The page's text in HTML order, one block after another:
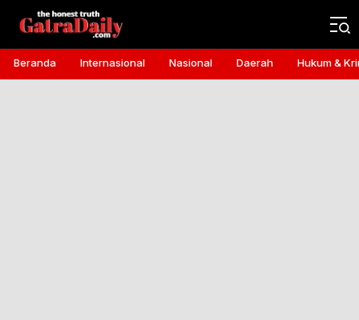
Gatra Daily
the honest truth
Beranda Internasional Nasional Daerah Hukum &